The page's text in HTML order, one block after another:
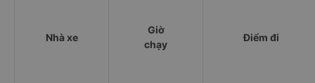
Nhà xe
Giờ
chạy
Điểm đi